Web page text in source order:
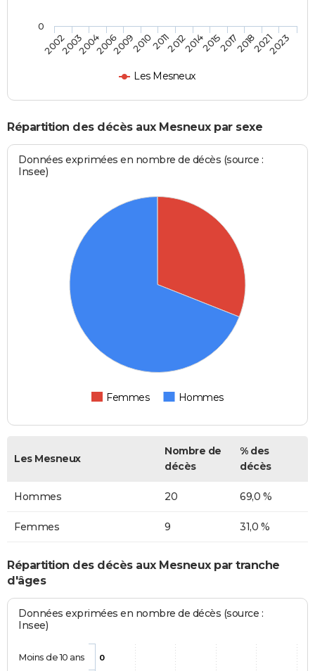
Les Mesneux
20022003200420062009201020112012201420152017201820212023
0
Répartition des décès aux Mesneux par sexe
Données exprimées en nombre de décès (source :
Insee)
Femmes Hommes
Les Mesneux
Nombre de
décès
% des
décès
Hommes 20 69,0 %
Femmes 9 31,0 %
Répartition des décès aux Mesneux par tranche
d'âges
Données exprimées en nombre de décès (source :
Insee)
0
Moins de 10 ans